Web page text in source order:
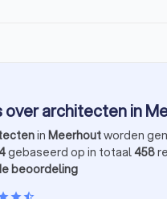
over architecten in
in Meerhoutworden
gebaseerd op in totaal458
beoordeling